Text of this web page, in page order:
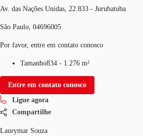
Av. das Nações Unidas, 22.833 - Jurubatuba
São Paulo, 04696005
Por favor, entre em contato conosco
Tamanho834 - 1.276 m²
Entre em contato conosco
Ligue agora
Compartilhe
Laurymar Souza